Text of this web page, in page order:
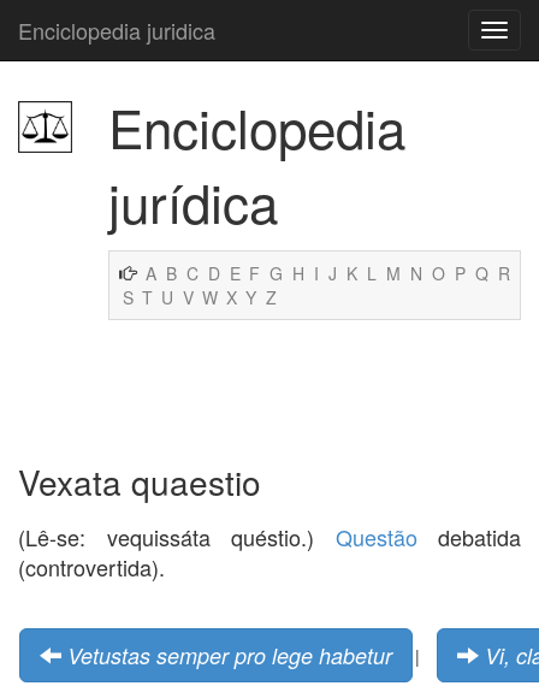
Enciclopedia juridica
Enciclopedia
jurídica
A B C D E F G H I J K L M N O P Q R
S T U V W X Y Z
Vexata quaestio
(Lê-se: vequissáta quéstio.) Questão debatida
(controvertida).
Vetustas semper pro lege habetur | Vi,